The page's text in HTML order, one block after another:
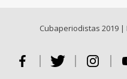
Cubaperiodistas 2019 |
Facebook Twitter Instagram